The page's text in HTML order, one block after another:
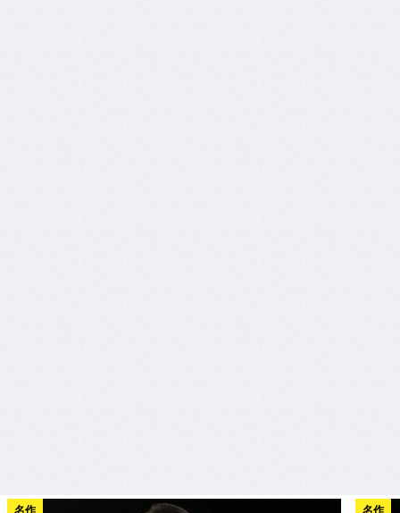
名作 名作